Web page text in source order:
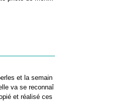
et la semain
va se reconnaî
et réalisé ces